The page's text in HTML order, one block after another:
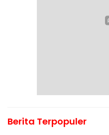
Berita Terpopuler